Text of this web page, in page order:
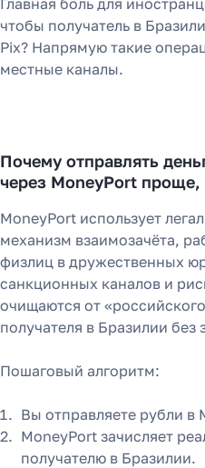
Главная боль для
чтобы получатель в
Pix? Напрямую такие
местные каналы.
Почему отправлять
через MoneyPort проще,
MoneyPort использует
механизм взаимозачёта,
физлиц в дружественных
санкционных каналов и
очищаются от
получателя в Бразилии без
Пошаговый алгоритм:
Вы отправляете рубли в
MoneyPort зачисляет
получателю в Бразилии.
за 2 часа
Рассказали,
уступили место